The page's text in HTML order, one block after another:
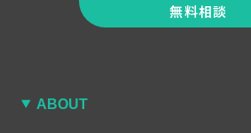
無料相談
ABOUT